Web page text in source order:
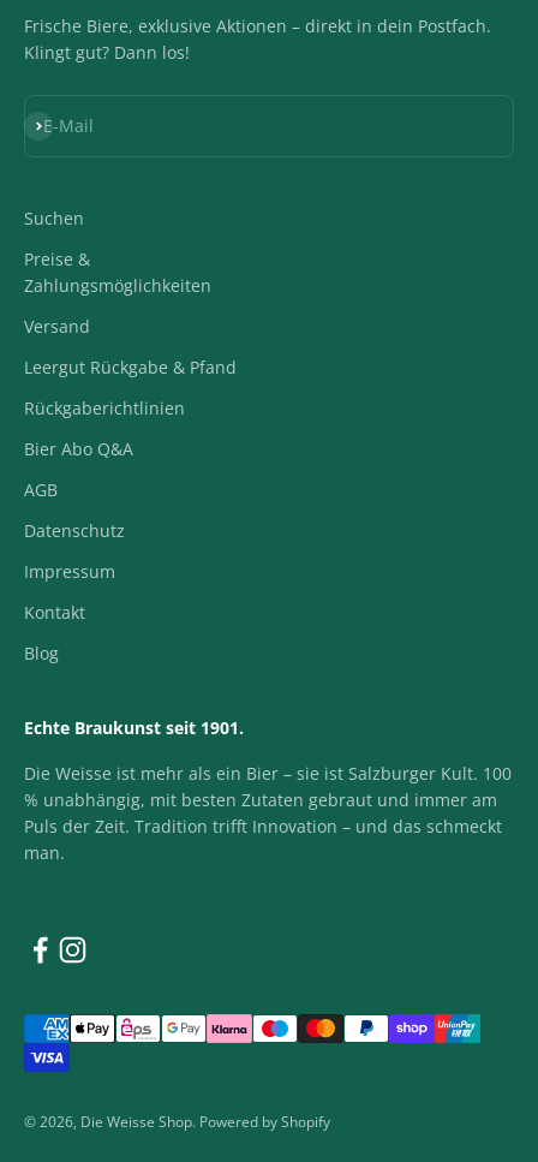
Frische Biere, exklusive Aktionen – direkt in dein Postfach.
Klingt gut? Dann los!
E-Mail
Abonnieren
Suchen
Preise &
Zahlungsmöglichkeiten
Versand
Leergut Rückgabe & Pfand
Rückgaberichtlinien
Bier Abo Q&A
AGB
Datenschutz
Impressum
Kontakt
Blog
Echte Braukunst seit 1901.
Die Weisse ist mehr als ein Bier – sie ist Salzburger Kult. 100
% unabhängig, mit besten Zutaten gebraut und immer am
Puls der Zeit. Tradition trifft Innovation – und das schmeckt
man.
© 2026, Die Weisse Shop. Powered by Shopify